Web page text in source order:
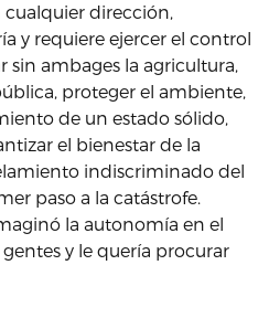
cualquier dirección,
y requiere ejercer el control
sin ambages la agricultura,
proteger el ambiente,
de un estado sólido,
el bienestar de la
indiscriminado del
paso a la catástrofe.
la autonomía en el
y le quería procurar